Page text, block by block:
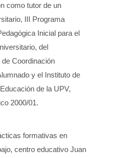
como tutor de un
III Programa
Inicial para el
del
Coordinación
y el Instituto de
de la UPV,
2000/01.
formativas en
centro educativo Juan